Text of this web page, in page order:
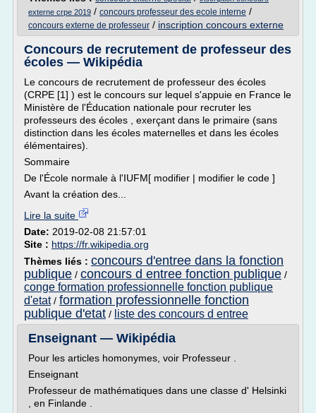
externe crpe 2019 / concours professeur des ecole interne /
concours externe de professeur / inscription concours externe
Concours de recrutement de professeur des
écoles — Wikipédia
Le concours de recrutement de professeur des écoles
(CRPE [1] ) est le concours sur lequel s'appuie en France le
Ministère de l'Éducation nationale pour recruter les
professeurs des écoles , exerçant dans le primaire (sans
distinction dans les écoles maternelles et dans les écoles
élémentaires).
Sommaire
De l'École normale à l'IUFM[ modifier | modifier le code ]
Avant la création des...
Lire la suite
Date: 2019-02-08 21:57:01
Site : https://fr.wikipedia.org
Thèmes liés : concours d'entree dans la fonction
publique / concours d entree fonction publique /
conge formation professionnelle fonction publique
d'etat/ formation professionnelle fonction
publique d'etat / liste des concours d entree
Enseignant — Wikipédia
Pour les articles homonymes, voir Professeur .
Enseignant
Professeur de mathématiques dans une classe d' Helsinki
, en Finlande .